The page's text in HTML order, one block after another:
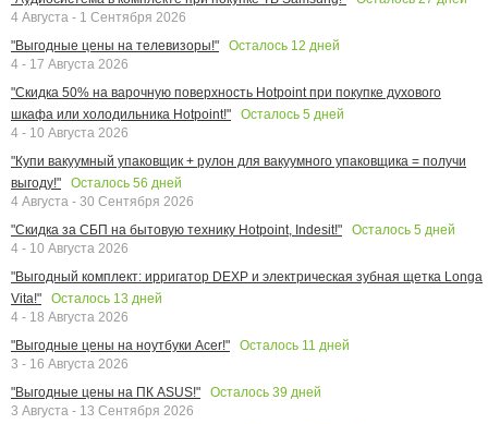
4 Августа - 1 Сентября 2026
"Выгодные цены на телевизоры!"
Осталось 12 дней
4 - 17 Августа 2026
"Скидка 50% на варочную поверхность Hotpoint при покупке духового
шкафа или холодильника Hotpoint!"
Осталось 5 дней
4 - 10 Августа 2026
"Купи вакуумный упаковщик + рулон для вакуумного упаковщика = получи
выгоду!"
Осталось 56 дней
4 Августа - 30 Сентября 2026
"Скидка за СБП на бытовую технику Hotpoint, Indesit!"
Осталось 5 дней
4 - 10 Августа 2026
"Выгодный комплект: ирригатор DEXP и электрическая зубная щетка Longa
Vita!"
Осталось 13 дней
4 - 18 Августа 2026
"Выгодные цены на ноутбуки Acer!"
Осталось 11 дней
3 - 16 Августа 2026
"Выгодные цены на ПК ASUS!"
Осталось 39 дней
3 Августа - 13 Сентября 2026